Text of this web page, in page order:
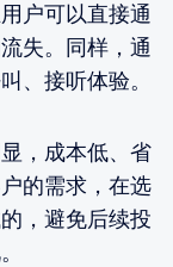
户可以直接通
失。同样，通
、接听体验。
，成本低、省
的需求，在选
，避免后续投